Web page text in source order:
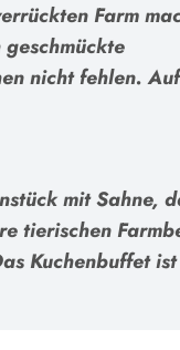
Farm
nicht fehlen.
mit Sahne,
tierischen
Kuchenbuffet